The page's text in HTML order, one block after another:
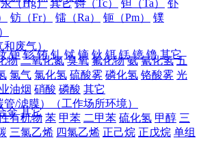
汞（Hg） 其它 锝（Tc） 钽（Ta）
钋
钫（Fr） 镭（Ra） 钷（Pm）
镤
废气）
物 二氧化氮 臭氧 氟化物 氨 氰化氢 五
氯气 氯化氢 硫酸雾 磷化氢 铬酸雾 光
油烟 硝酸 磷酸 其它
/滤膜）（工作场所环境）
有机物 苯 甲苯 二甲苯 硫化氢 甲醇 三
三氯乙烯 四氯乙烯 正己烷 正戊烷 单组
钷 钐 铕 钆 铽 镝 钬 铒 铥 镱 镥 其它
金 其它